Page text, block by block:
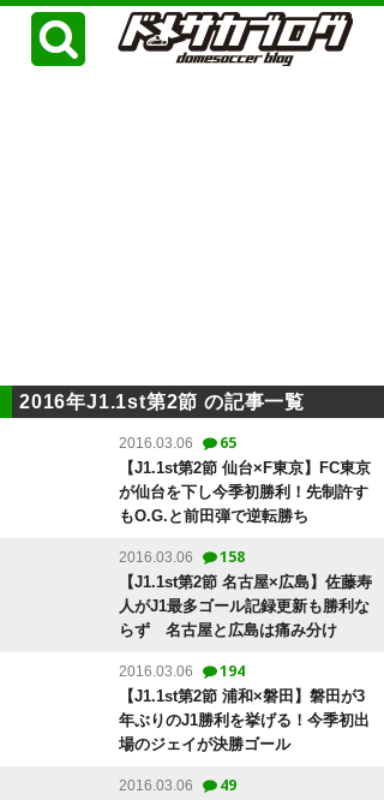
2016年J1.1st第2節 の記事一覧
2016.03.06 65
【J1.1st第2節 仙台×F東京】FC東京
が仙台を下し今季初勝利！先制許す
もO.G.と前田弾で逆転勝ち
2016.03.06 158
【J1.1st第2節 名古屋×広島】佐藤寿
人がJ1最多ゴール記録更新も勝利な
らず 名古屋と広島は痛み分け
2016.03.06 194
【J1.1st第2節 浦和×磐田】磐田が3
年ぶりのJ1勝利を挙げる！今季初出
場のジェイが決勝ゴール
2016.03.06 49